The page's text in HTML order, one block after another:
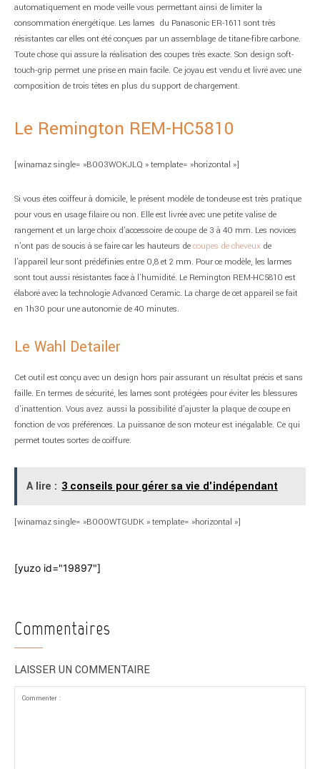
automatiquement en mode veille vous permettant ainsi de limiter la
consommation énergétique. Les lames du Panasonic ER-1611 sont très
résistantes car elles ont été conçues par un assemblage de titane-fibre carbone.
Toute chose qui assure la réalisation des coupes très exacte. Son design soft-
touch-grip permet une prise en main facile. Ce joyau est vendu et livré avec une
composition de trois têtes en plus du support de chargement.
Le Remington REM-HC5810
[winamaz single= »B003WOKJLQ » template= »horizontal »]
Si vous êtes coiffeur à domicile, le présent modèle de tondeuse est très pratique
pour vous en usage filaire ou non. Elle est livrée avec une petite valise de
rangement et un large choix d’accessoire de coupe de 3 à 40 mm. Les novices
n’ont pas de soucis à se faire car les hauteurs decoupes de cheveux de
l’appareil leur sont prédéfinies entre 0,8 et 2 mm. Pour ce modèle, les larmes
sont tout aussi résistantes face à l’humidité. Le Remington REM-HC5810 est
élaboré avec la technologie Advanced Ceramic. La charge de cet appareil se fait
en 1h30 pour une autonomie de 40 minutes.
Le Wahl Detailer
Cet outil est conçu avec un design hors pair assurant un résultat précis et sans
faille. En termes de sécurité, les lames sont protégées pour éviter les blessures
d’inattention. Vous avez aussi la possibilité d’ajuster la plaque de coupe en
fonction de vos préférences. La puissance de son moteur est inégalable. Ce qui
permet toutes sortes de coiffure.
A lire : 3 conseils pour gérer sa vie d'indépendant
[winamaz single= »B000WTGUDK » template= »horizontal »]
[yuzo id="19897"]
Commentaires
LAISSER UN COMMENTAIRE